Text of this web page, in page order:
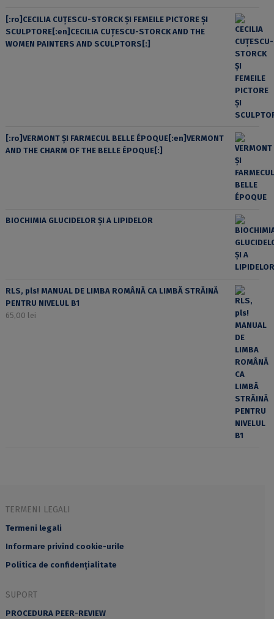
[:ro]CECILIA CUŢESCU-STORCK ŞI FEMEILE PICTORE ŞI
SCULPTORE[:en]CECILIA CUŢESCU-STORCK AND THE
WOMEN PAINTERS AND SCULPTORS[:]
[:ro]VERMONT ȘI FARMECUL BELLE ÉPOQUE[:en]VERMONT
AND THE CHARM OF THE BELLE ÉPOQUE[:]
BIOCHIMIA GLUCIDELOR ȘI A LIPIDELOR
RLS, pls! MANUAL DE LIMBA ROMÂNĂ CA LIMBĂ STRĂINĂ
PENTRU NIVELUL B1
65,00 lei
TERMENI LEGALI
Termeni legali
Informare privind cookie-urile
Politica de confidențialitate
SUPORT
PROCEDURA PEER-REVIEW